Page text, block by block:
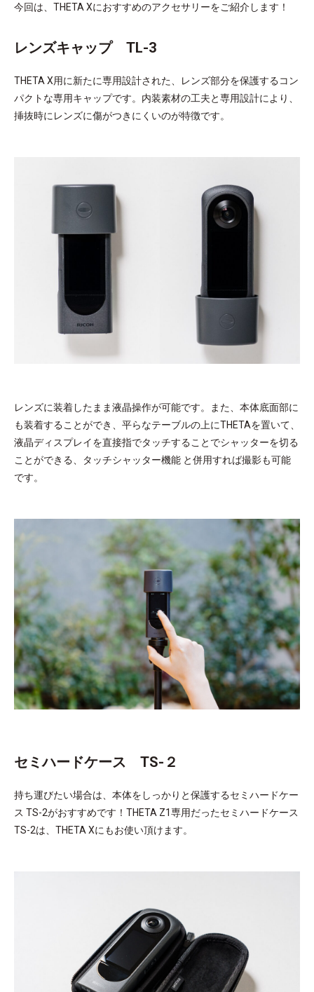
今回は、THETA Xにおすすめのアクセサリーをご紹介します！
レンズキャップ TL-3
THETA X用に新たに専用設計された、レンズ部分を保護するコン
パクトな専用キャップです。内装素材の工夫と専用設計により、
挿抜時にレンズに傷がつきにくいのが特徴です。
レンズに装着したまま液晶操作が可能です。また、本体底面部に
も装着することができ、平らなテーブルの上にTHETAを置いて、
液晶ディスプレイを直接指でタッチすることでシャッターを切る
ことができる、タッチシャッター機能 と併用すれば撮影も可能
です。
セミハードケース TS-２
持ち運びたい場合は、本体をしっかりと保護するセミハードケー
ス TS-2がおすすめです！THETA Z1専用だったセミハードケース
TS-2は、THETA Xにもお使い頂けます。